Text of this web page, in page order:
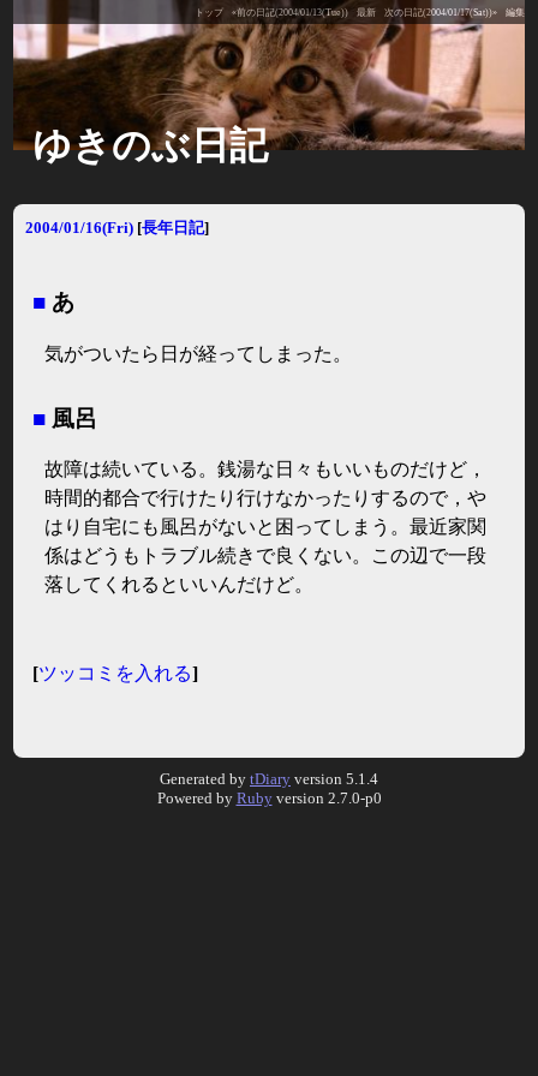
トップ «前の日記(2004/01/13(Tue)) 最新 次の日記(2004/01/17(Sat))» 編集
ゆきのぶ日記
2004/01/16(Fri) [長年日記]
■ あ
気がついたら日が経ってしまった。
■ 風呂
故障は続いている。銭湯な日々もいいものだけど，
時間的都合で行けたり行けなかったりするので，や
はり自宅にも風呂がないと困ってしまう。最近家関
係はどうもトラブル続きで良くない。この辺で一段
落してくれるといいんだけど。
[ツッコミを入れる]
Generated by tDiary version 5.1.4
Powered by Rubyversion 2.7.0-p0